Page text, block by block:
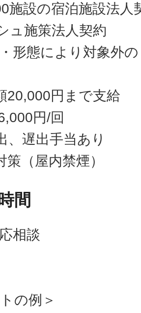
施設の宿泊施設法人
ュ施策法人契約
形態により対象外
20,000円まで支給
円/回
、遅出手当あり
（屋内禁煙）
間
相談
の例＞